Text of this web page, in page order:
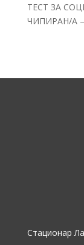
ТЕСТ ЗА
ЧИПИРАН/А
Стационар